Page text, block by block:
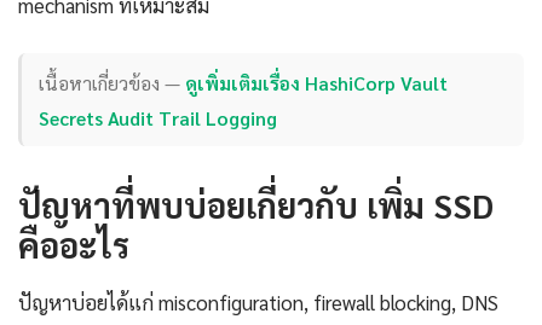
เนื้อหาเกี่ยวข้อง — ดูเพิ่มเติมเรื่อง HashiCorp Vault
Secrets Audit Trail Logging
ปัญหาที่พบบ่อยเกี่ยวกับ เพิ่ม SSD
คืออะไร
ปัญหาบ่อยได้แก่ misconfiguration, firewall blocking, DNS